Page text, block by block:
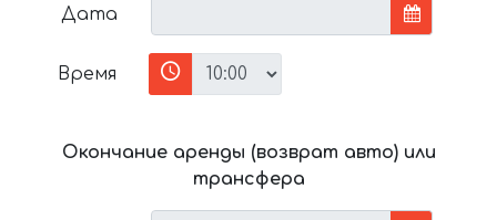
Дата
Время
Окончание аренды (возврат авто) или
трансфера